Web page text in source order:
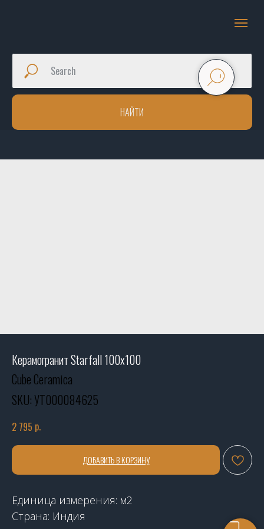
НАЙТИ
Керамогранит Starfall 100х100
Cube Ceramica
SKU: УТ000084625
2 795 р.
ДОБАВИТЬ В КОРЗИНУ
Единица измерения: м2
Страна: Индия